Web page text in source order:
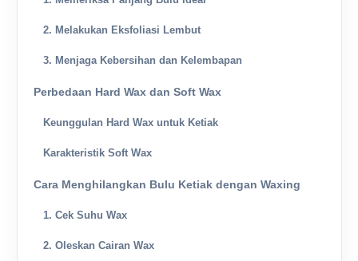
2. Melakukan Eksfoliasi Lembut
3. Menjaga Kebersihan dan Kelembapan
Perbedaan Hard Wax dan Soft Wax
Keunggulan Hard Wax untuk Ketiak
Karakteristik Soft Wax
Cara Menghilangkan Bulu Ketiak dengan Waxing
1. Cek Suhu Wax
2. Oleskan Cairan Wax